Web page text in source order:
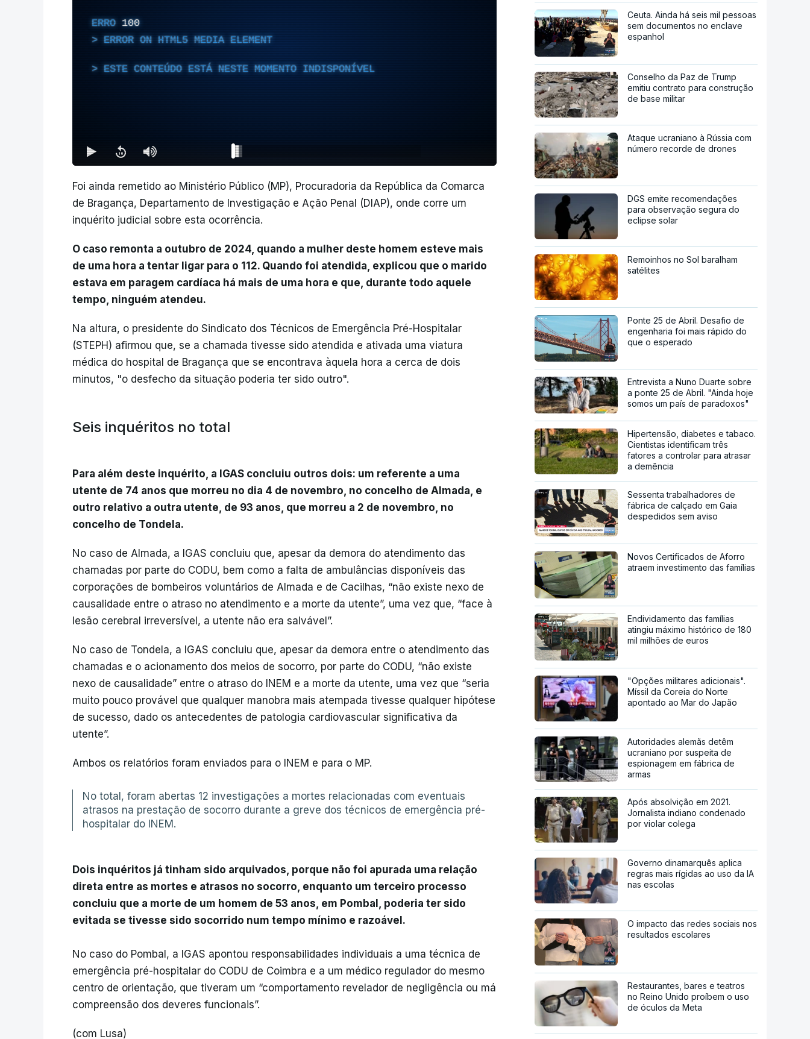
ERRO 100
ERROR ON HTML5 MEDIA ELEMENT
ESTE CONTEÚDO ESTÁ NESTE MOMENTO INDISPONÍVEL
Foi ainda remetido ao Ministério Público (MP), Procuradoria da República da Comarca
de Bragança, Departamento de Investigação e Ação Penal (DIAP), onde corre um
inquérito judicial sobre esta ocorrência.
O caso remonta a outubro de 2024, quando a mulher deste homem esteve mais
de uma hora a tentar ligar para o 112. Quando foi atendida, explicou que o marido
estava em paragem cardíaca há mais de uma hora e que, durante todo aquele
tempo, ninguém atendeu.
Na altura, o presidente do Sindicato dos Técnicos de Emergência Pré-Hospitalar
(STEPH) afirmou que, se a chamada tivesse sido atendida e ativada uma viatura
médica do hospital de Bragança que se encontrava àquela hora a cerca de dois
minutos, "o desfecho da situação poderia ter sido outro".
Seis inquéritos no total
Para além deste inquérito, a IGAS concluiu outros dois: um referente a uma
utente de 74 anos que morreu no dia 4 de novembro, no concelho de Almada, e
outro relativo a outra utente, de 93 anos, que morreu a 2 de novembro, no
concelho de Tondela.
No caso de Almada, a IGAS concluiu que, apesar da demora do atendimento das
chamadas por parte do CODU, bem como a falta de ambulâncias disponíveis das
corporações de bombeiros voluntários de Almada e de Cacilhas, “não existe nexo de
causalidade entre o atraso no atendimento e a morte da utente”, uma vez que, “face à
lesão cerebral irreversível, a utente não era salvável”.
No caso de Tondela, a IGAS concluiu que, apesar da demora entre o atendimento das
chamadas e o acionamento dos meios de socorro, por parte do CODU, “não existe
nexo de causalidade” entre o atraso do INEM e a morte da utente, uma vez que “seria
muito pouco provável que qualquer manobra mais atempada tivesse qualquer hipótese
de sucesso, dado os antecedentes de patologia cardiovascular significativa da
utente”.
Ambos os relatórios foram enviados para o INEM e para o MP.
No total, foram abertas 12 investigações a mortes relacionadas com eventuais
atrasos na prestação de socorro durante a greve dos técnicos de emergência pré-
hospitalar do INEM.
Dois inquéritos já tinham sido arquivados, porque não foi apurada uma relação
direta entre as mortes e atrasos no socorro, enquanto um terceiro processo
concluiu que a morte de um homem de 53 anos, em Pombal, poderia ter sido
evitada se tivesse sido socorrido num tempo mínimo e razoável.
No caso do Pombal, a IGAS apontou responsabilidades individuais a uma técnica de
emergência pré-hospitalar do CODU de Coimbra e a um médico regulador do mesmo
centro de orientação, que tiveram um “comportamento revelador de negligência ou má
compreensão dos deveres funcionais”.
(com Lusa)
Ceuta. Ainda há seis mil pessoas
sem documentos no enclave
espanhol
Conselho da Paz de Trump
emitiu contrato para construção
de base militar
Ataque ucraniano à Rússia com
número recorde de drones
DGS emite recomendações
para observação segura do
eclipse solar
Remoinhos no Sol baralham
satélites
Ponte 25 de Abril. Desafio de
engenharia foi mais rápido do
que o esperado
Entrevista a Nuno Duarte sobre
a ponte 25 de Abril. "Ainda hoje
somos um país de paradoxos"
Hipertensão, diabetes e tabaco.
Cientistas identificam três
fatores a controlar para atrasar
a demência
Sessenta trabalhadores de
fábrica de calçado em Gaia
despedidos sem aviso
Novos Certificados de Aforro
atraem investimento das famílias
Endividamento das famílias
atingiu máximo histórico de 180
mil milhões de euros
"Opções militares adicionais".
Míssil da Coreia do Norte
apontado ao Mar do Japão
Autoridades alemãs detêm
ucraniano por suspeita de
espionagem em fábrica de
armas
Após absolvição em 2021.
Jornalista indiano condenado
por violar colega
Governo dinamarquês aplica
regras mais rígidas ao uso da IA
nas escolas
O impacto das redes sociais nos
resultados escolares
Restaurantes, bares e teatros
no Reino Unido proíbem o uso
de óculos da Meta